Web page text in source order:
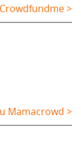
>
Mamacrowd >